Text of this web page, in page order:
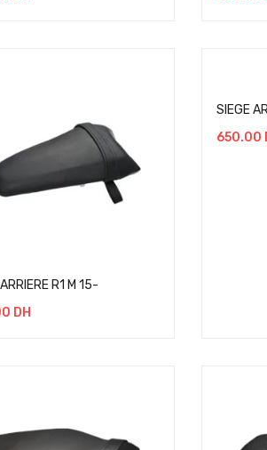
R1 M 15-
DH
SIEGE
650.00